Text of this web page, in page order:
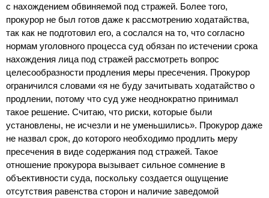
с нахождением обвиняемой под стражей. Более того,
прокурор не был готов даже к рассмотрению ходатайства,
так как не подготовил его, а сослался на то, что согласно
нормам уголовного процесса суд обязан по истечении срока
нахождения лица под стражей рассмотреть вопрос
целесообразности продления меры пресечения. Прокурор
ограничился словами «я не буду зачитывать ходатайство о
продлении, потому что суд уже неоднократно принимал
такое решение. Считаю, что риски, которые были
установлены, не исчезли и не уменьшились». Прокурор даже
не назвал срок, до которого необходимо продлить меру
пресечения в виде содержания под стражей. Такое
отношение прокурора вызывает сильное сомнение в
объективности суда, поскольку создается ощущение
отсутствия равенства сторон и наличие заведомой